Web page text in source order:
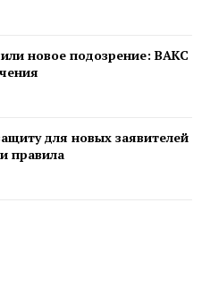
новое подозрение: ВАКС
для новых заявителей
правила